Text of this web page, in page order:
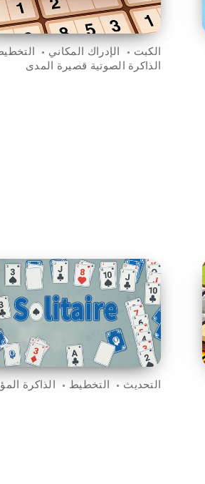
الكبت الإدراك المكاني
الذاكرة الصوتية قصيرة المدى
التحديث التخطيط الذاكرة